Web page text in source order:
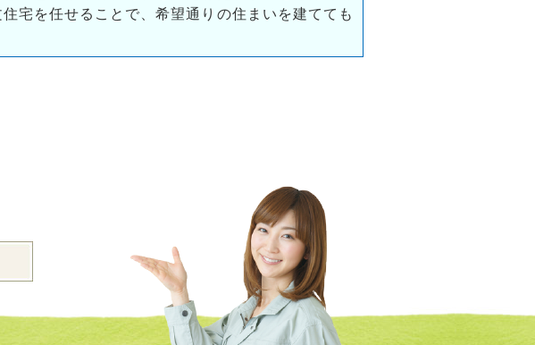
宅を任せることで、希望通りの住まいを建てても